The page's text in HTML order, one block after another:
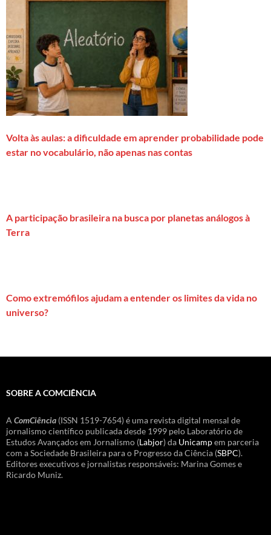
Volta às aulas: a dificuldade em aprender probabilidade pode
estar no vocabulário, não apenas nas contas
A participação brasileira na busca por planetas análogos à
Terra
Como extremófilos ajudam a entender os limites da vida no
universo?
SOBRE A COMCIÊNCIA
A ComCiência (ISSN 1519-7654) é uma revista digital mensal de
jornalismo científico publicada desde 1999 pelo Laboratório de
Estudos Avançados em Jornalismo (Labjor) da Unicampem parceria
com a Sociedade Brasileira para o Progresso da Ciência (SBPC).
Editores executivos e jornalistas responsáveis: Marina Gomes e
Ricardo Muniz.